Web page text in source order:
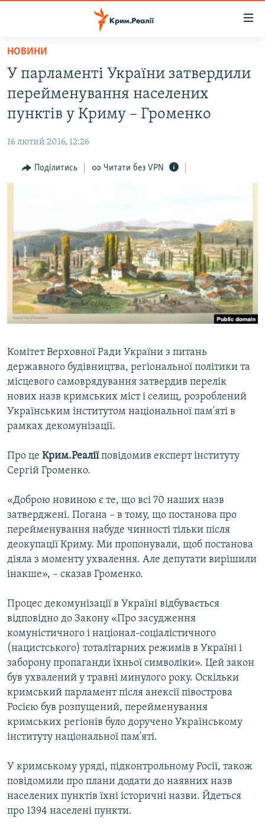
Перейти
основного
матеріалу
Перейти
до
основної
Перейти
до
ВОДА.КРИМ
ВІДЕО ТА ФОТО
БЛОГИ
ПОГЛЯД
СПЕЦПРОЕКТИ
ДЕПОРТАЦІЯ
ВІДЕОУРОКИ «ELIFBE»
СВІДЧЕННЯ ОКУПАЦІЇ
УКРАЇНСЬКА ПРОБЛЕМА КРИМУ
ЯК ОБІЙТИ БЛОКУВАННЯ
Русский
Qırımtatar
Усі сайти RFE/RL
НОВИНИ
У парламенті України затвердили
перейменування населених
пунктів у Криму – Громенко
16 лютий 2016, 12:26
Поділитись Читати без VPN
Комітет Верховної Ради України з питань
державного будівництва, регіональної політики та
місцевого самоврядування затвердив перелік
нових назв кримських міст і селищ, розроблений
Українським інститутом національної пам'яті в
рамках декомунізації.
Про це Крим.Реаліїповідомив експерт інституту
Сергій Громенко.
«Доброю новиною є те, що всі 70 наших назв
затверджені. Погана – в тому, що постанова про
перейменування набуде чинності тільки після
деокупації Криму. Ми пропонували, щоб постанова
діяла з моменту ухвалення. Але депутати вирішили
інакше», – сказав Громенко.
Процес декомунізації в Україні відбувається
відповідно до Закону «Про засудження
комуністичного і націонал-соціалістичного
(нацистського) тоталітарних режимів в Україні і
заборону пропаганди їхньої символіки». Цей закон
був ухвалений у травні минулого року. Оскільки
кримський парламент після анексії півострова
Росією був розпущений, перейменування
кримських регіонів було доручено Українському
інституту національної пам'яті.
У кримському уряді, підконтрольному Росії, також
повідомили про плани додати до наявних назв
населених пунктів їхні історичні назви. Йдеться
про 1394 населені пункти.